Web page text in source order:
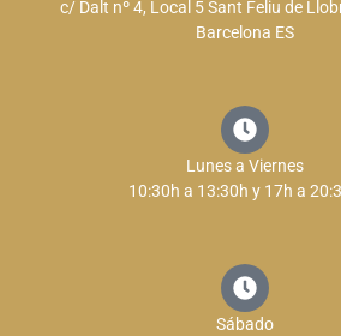
c/ Dalt nº 4, Local 5 Sant Feliu de
Barcelona ES
Lunes a Viernes
10:30h a 13:30h y 17h a
Sábado